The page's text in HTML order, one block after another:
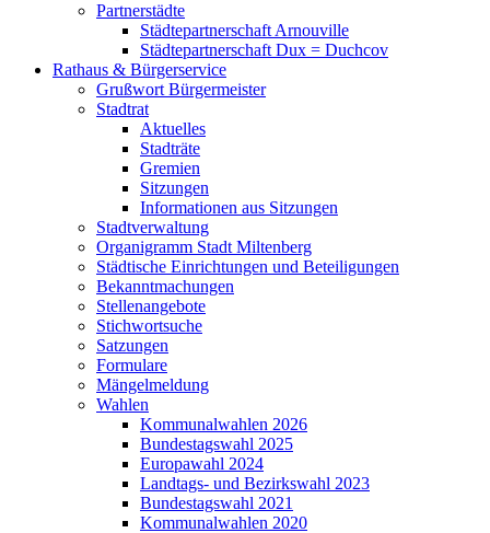
Partnerstädte
Städtepartnerschaft Arnouville
Städtepartnerschaft Dux = Duchcov
Rathaus & Bürgerservice
Grußwort Bürgermeister
Stadtrat
Aktuelles
Stadträte
Gremien
Sitzungen
Informationen aus Sitzungen
Stadtverwaltung
Organigramm Stadt Miltenberg
Städtische Einrichtungen und Beteiligungen
Bekanntmachungen
Stellenangebote
Stichwortsuche
Satzungen
Formulare
Mängelmeldung
Wahlen
Kommunalwahlen 2026
Bundestagswahl 2025
Europawahl 2024
Landtags- und Bezirkswahl 2023
Bundestagswahl 2021
Kommunalwahlen 2020